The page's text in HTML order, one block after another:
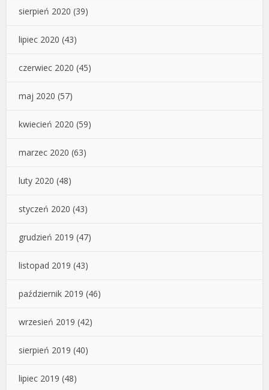
sierpień 2020 (39)
lipiec 2020 (43)
czerwiec 2020 (45)
maj 2020 (57)
kwiecień 2020 (59)
marzec 2020 (63)
luty 2020 (48)
styczeń 2020 (43)
grudzień 2019 (47)
listopad 2019 (43)
październik 2019 (46)
wrzesień 2019 (42)
sierpień 2019 (40)
lipiec 2019 (48)